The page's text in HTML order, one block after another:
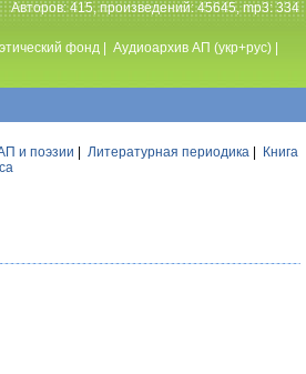
Авторов: 415, произведений: 45645, mp3: 334
фонд Аудиоархив АП (укр+рус)
и поэзии Литературная периодика
Книга